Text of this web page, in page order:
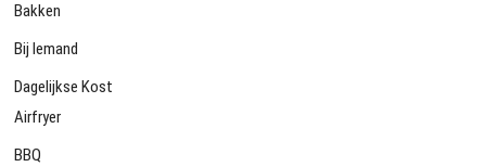
Bakken
Bij Iemand
Dagelijkse Kost
Airfryer
BBQ